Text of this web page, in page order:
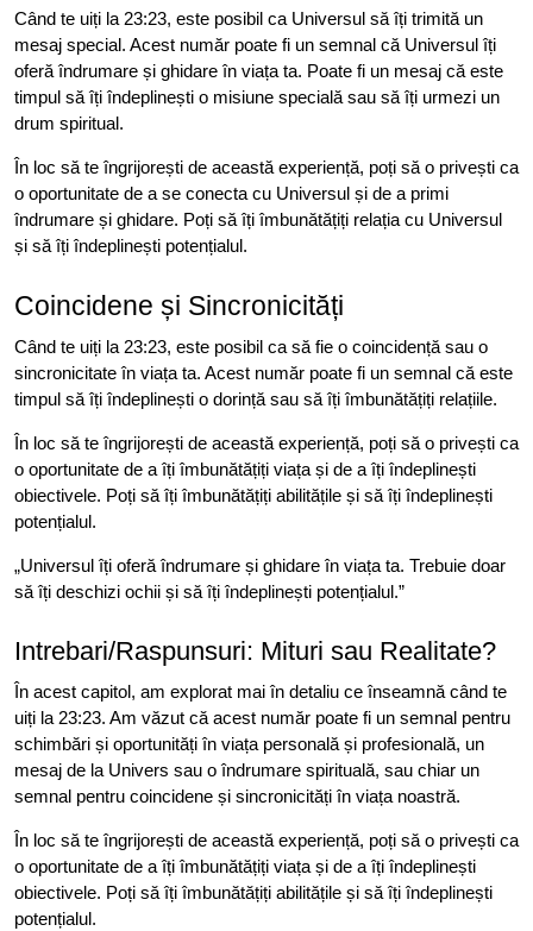
Când te uiți la 23:23, este posibil ca Universul să îți trimită un
mesaj special. Acest număr poate fi un semnal că Universul îți
oferă îndrumare și ghidare în viața ta. Poate fi un mesaj că este
timpul să îți îndeplinești o misiune specială sau să îți urmezi un
drum spiritual.
În loc să te îngrijorești de această experiență, poți să o privești ca
o oportunitate de a se conecta cu Universul și de a primi
îndrumare și ghidare. Poți să îți îmbunătățiți relația cu Universul
și să îți îndeplinești potențialul.
Coincidene și Sincronicități
Când te uiți la 23:23, este posibil ca să fie o coincidență sau o
sincronicitate în viața ta. Acest număr poate fi un semnal că este
timpul să îți îndeplinești o dorință sau să îți îmbunătățiți relațiile.
În loc să te îngrijorești de această experiență, poți să o privești ca
o oportunitate de a îți îmbunătățiți viața și de a îți îndeplinești
obiectivele. Poți să îți îmbunătățiți abilitățile și să îți îndeplinești
potențialul.
„Universul îți oferă îndrumare și ghidare în viața ta. Trebuie doar
să îți deschizi ochii și să îți îndeplinești potențialul.”
Intrebari/Raspunsuri: Mituri sau Realitate?
În acest capitol, am explorat mai în detaliu ce înseamnă când te
uiți la 23:23. Am văzut că acest număr poate fi un semnal pentru
schimbări și oportunități în viața personală și profesională, un
mesaj de la Univers sau o îndrumare spirituală, sau chiar un
semnal pentru coincidene și sincronicități în viața noastră.
În loc să te îngrijorești de această experiență, poți să o privești ca
o oportunitate de a îți îmbunătățiți viața și de a îți îndeplinești
obiectivele. Poți să îți îmbunătățiți abilitățile și să îți îndeplinești
potențialul.